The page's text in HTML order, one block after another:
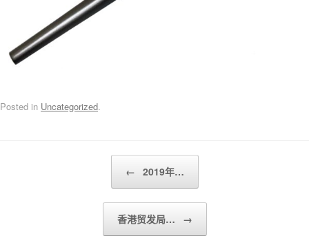
Posted in Uncategorized.
← 2019年…
香港贸发局… →